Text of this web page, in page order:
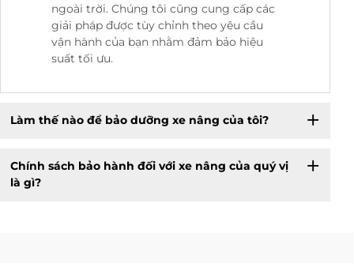
ngoài trời. Chúng tôi cũng cung cấp các
giải pháp được tùy chỉnh theo yêu cầu
vận hành của bạn nhằm đảm bảo hiệu
suất tối ưu.
Làm thế nào để bảo dưỡng xe nâng của tôi?
Chính sách bảo hành đối với xe nâng của quý vị
là gì?